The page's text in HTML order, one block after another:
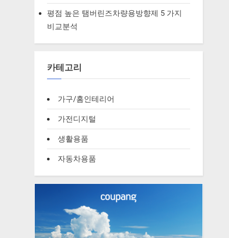
평점 높은 탬버린즈차량용방향제 5 가지
비교분석
카테고리
가구/홈인테리어
가전디지털
생활용품
자동차용품